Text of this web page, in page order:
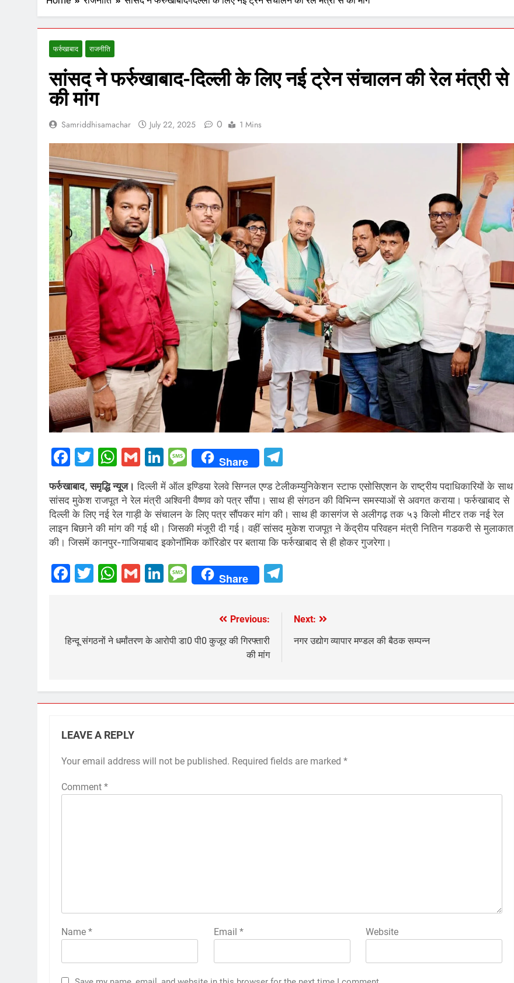
फर्रुखाबाद राजनीति
सांसद ने फर्रुखाबाद-दिल्ली के लिए नई ट्रेन संचालन की रेल मंत्री से
की मांग
Samriddhisamachar July 22, 2025 0 1 Mins
Facebook
Twitter
WhatsApp
GmailLinkedIn
Message
Share
फर्रुखाबाद, समृद्धि न्यूज। दिल्ली में ऑल इण्डिया रेलवे सिग्नल एण्ड टेलीकम्युनिकेशन स्टाफ एसोसिएशन के राष्ट्रीय पदाधिकारियों के साथ
सांसद मुकेश राजपूत ने रेल मंत्री अश्विनी वैष्णव को पत्र सौंपा। साथ ही संगठन की विभिन्न समस्याओं से अवगत कराया। फर्रुखाबाद से
दिल्ली के लिए नई रेल गाड़ी के संचालन के लिए पत्र सौंपकर मांग की। साथ ही कासगंज से अलीगढ़ तक ५३ किलो मीटर तक नई रेल
लाइन बिछाने की मांग की गई थी। जिसकी मंजूरी दी गई। वहीं सांसद मुकेश राजपूत ने केंद्रीय परिवहन मंत्री नितिन गडकरी से मुलाकात
की। जिसमें कानपुर-गाजियाबाद इकोनॉमिक कॉरिडोर पर बताया कि फर्रुखाबाद से ही होकर गुजरेगा।
Facebook
Twitter
WhatsApp
GmailLinkedIn
Message
Share
navigation
Previous:
हिन्दू संगठनों ने धर्मांतरण के आरोपी डा0 पी0 कुजूर की गिरफ्तारी
की मांग
Next:
नगर उद्योग व्यापार मण्डल की बैठक सम्पन्न
LEAVE A REPLY
Your email address will not be published. Required fields are marked *
Comment *
Name * Email * Website